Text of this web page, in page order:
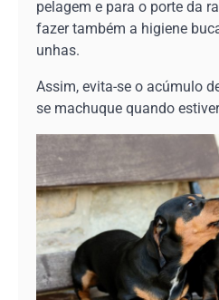
pelagem e para o porte da
fazer também a higiene
unhas.
Assim, evita-se o acúmulo
se machuque quando